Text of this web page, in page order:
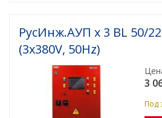
РусИнж.АУП х 3 BL 50/
(3x380V, 50Hz)
3
Под